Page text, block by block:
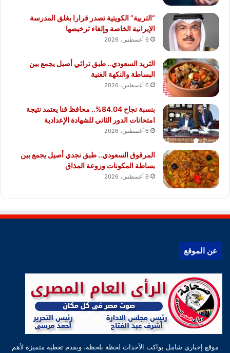
“التربية” الكويتية تصدر قرارا بغلق المدرسة
الإيرانية الخاصة وإلغاء ترخيصها
6 أغسطس، 2026
الثريد السعودي.. طبق تراثي أصيل يجمع بين
البساطة والنكهة الغنية
6 أغسطس، 2026
بنسبة نجاح 84.04%.. محافظ قنا يعتمد نتيجة
امتحانات الدور الثاني للشهادة الإعدادية
6 أغسطس، 2026
المرقوق السعودي.. طبق نجدي أصيل يجمع بين
بساطة المكونات وروعة المذاق
6 أغسطس، 2026
عن الموقع
موقع إخباري شامل يواكب الأحداث لحظة بلحظة، ويقدم تغطية متميزة لأهم